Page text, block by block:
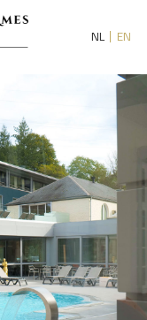
TE KLIKKEN
NL EN